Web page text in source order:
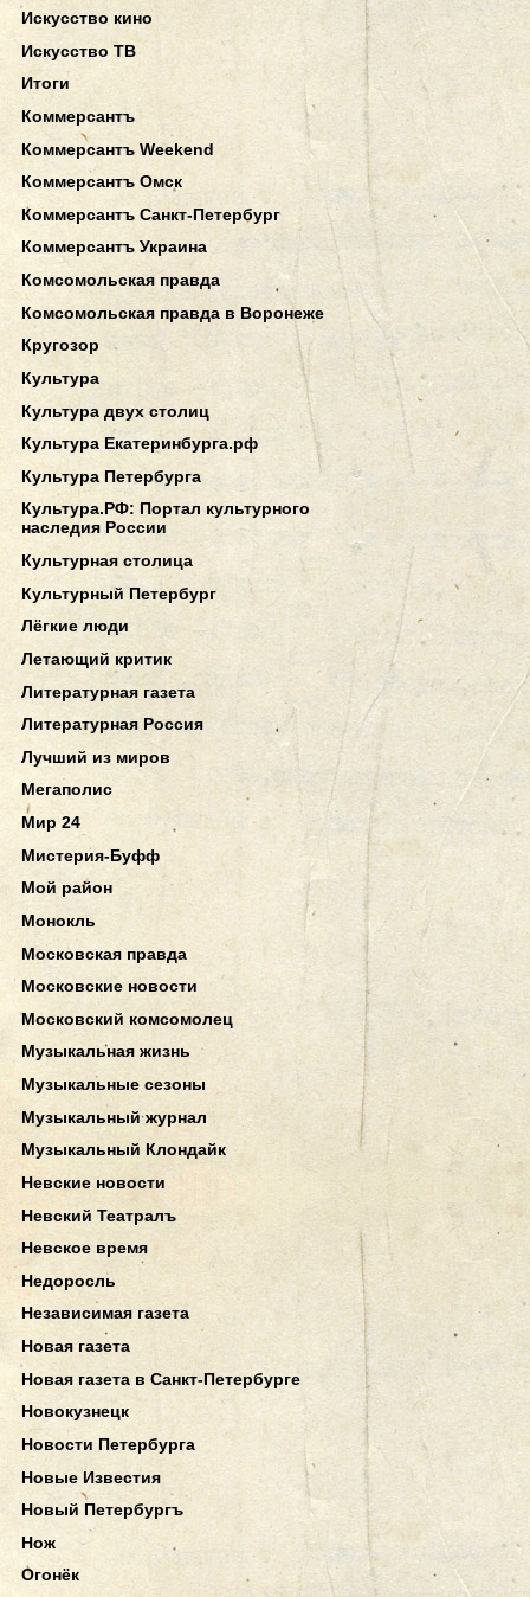
Искусство кино
Искусство ТВ
Итоги
Коммерсантъ
Коммерсантъ Weekend
Коммерсантъ Омск
Коммерсантъ Санкт-Петербург
Коммерсантъ Украина
Комсомольская правда
Комсомольская правда в Воронеже
Кругозор
Культура
Культура двух столиц
Культура Екатеринбурга.рф
Культура Петербурга
Культура.РФ: Портал культурного
наследия России
Культурная столица
Культурный Петербург
Лёгкие люди
Летающий критик
Литературная газета
Литературная Россия
Лучший из миров
Мегаполис
Мир 24
Мистерия-Буфф
Мой район
Монокль
Московская правда
Московские новости
Московский комсомолец
Музыкальная жизнь
Музыкальные сезоны
Музыкальный журнал
Музыкальный Клондайк
Невские новости
Невский Театралъ
Невское время
Недоросль
Независимая газета
Новая газета
Новая газета в Санкт-Петербурге
Новокузнецк
Новости Петербурга
Новые Известия
Новый Петербургъ
Нож
Огонёк